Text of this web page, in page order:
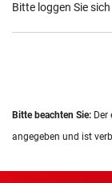
Bitte loggen Sie
Bitte beachten Sie:
angegeben und ist